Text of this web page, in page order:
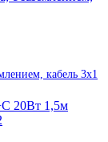
кабель 3x1